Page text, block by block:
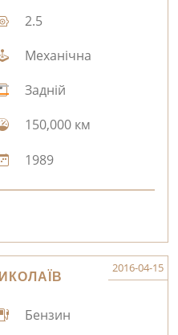
2.5
Механічна
Задній
150,000 км
1989
2016-04-15
Бензин